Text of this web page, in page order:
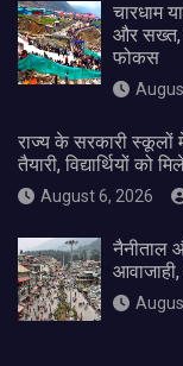
चारधाम
और सख्त,
फोकस
राज्य के सरकारी स्कूलों
तैयारी, विद्यार्थियों को
August 6, 2026
नैनीताल
आवाजाही,